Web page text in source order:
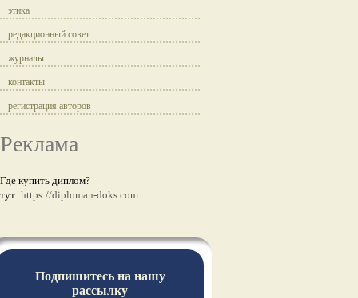
этика
редакционный совет
журналы
контакты
регистрация авторов
Реклама
Где купить диплом?
тут: https://diploman-doks.com
Подпишитесь на нашу
рассылку